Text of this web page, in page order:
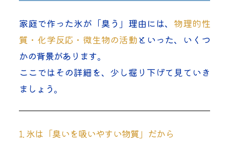
家庭で作った氷が「臭う」理由には、 物理的性
質・化学反応・微生物の活動といった、いくつ
かの背景があります。
ここではその詳細を、少し掘り下げて見ていき
ましょう。
1. 氷は「臭いを吸いやすい物質」だから